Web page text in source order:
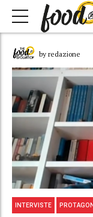
by redazione
INTERVISTE